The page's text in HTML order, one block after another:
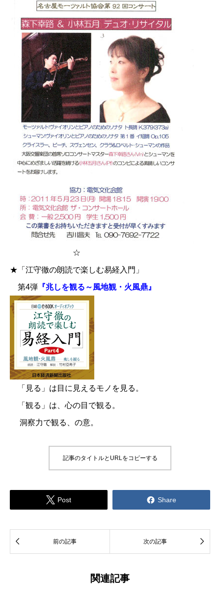
☆
★「江守徹の朗読で楽しむ易経入門」
第4弾 『兆しを観る～風地観・火風鼎』
「見る」は目に見えるモノを見る。
「観る」は、心の目で観る。
洞察力で観る、の意。
記事のタイトルとURLをコピーする
 Post  Share
 前の記事 次の記事 
関連記事